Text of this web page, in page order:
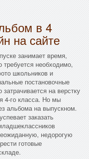
в 4
на сайте
занимает время,
необходимо,
школьников и
постановочные
на верстку
4-го класса. Но мы
альбома на выпускном.
заказать
недорогую
готовые